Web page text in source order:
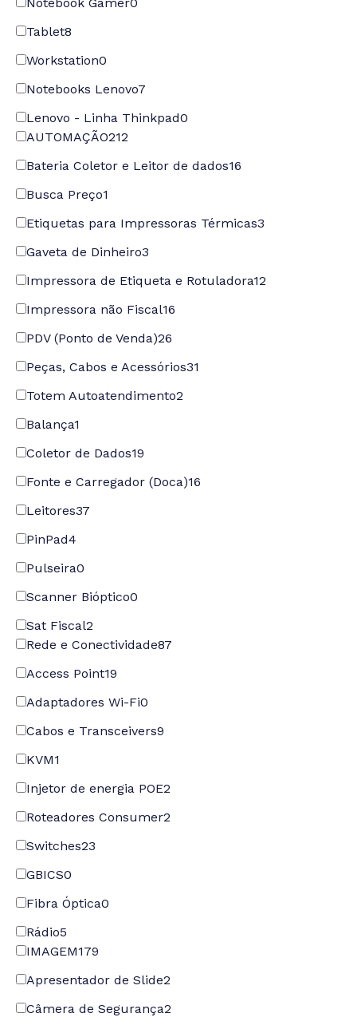
Tablet8
Workstation0
Notebooks Lenovo7
Lenovo - Linha Thinkpad0
AUTOMAÇÃO212
Bateria Coletor e Leitor de dados16
Busca Preço1
Etiquetas para Impressoras Térmicas3
Gaveta de Dinheiro3
Impressora de Etiqueta e Rotuladora12
Impressora não Fiscal16
PDV (Ponto de Venda)26
Peças, Cabos e Acessórios31
Totem Autoatendimento2
Balança1
Coletor de Dados19
Fonte e Carregador (Doca)16
Leitores37
PinPad4
Pulseira0
Scanner Bióptico0
Sat Fiscal2
Rede e Conectividade87
Access Point19
Adaptadores Wi-Fi0
Cabos e Transceivers9
KVM1
Injetor de energia POE2
Roteadores Consumer2
Switches23
GBICS0
Fibra Óptica0
Rádio5
IMAGEM179
Apresentador de Slide2
Câmera de Segurança2